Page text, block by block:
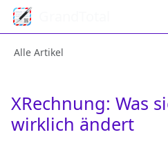
Alle Artikel
XRechnung: Was
wirklich ändert